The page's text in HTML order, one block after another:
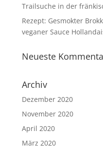
Trailsuche in der
Rezept: Gesmokter
veganer Sauce
Neueste
Archiv
Dezember 2020
November 2020
April 2020
März 2020